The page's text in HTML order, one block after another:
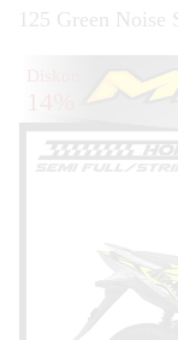
125 Green Noise